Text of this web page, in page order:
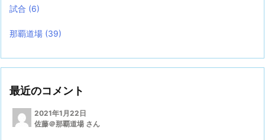
試合 (6)
那覇道場 (39)
最近のコメント
2021年1月22日
佐藤＠那覇道場 さん